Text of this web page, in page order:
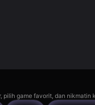
pilih game favorit, dan nikmatin